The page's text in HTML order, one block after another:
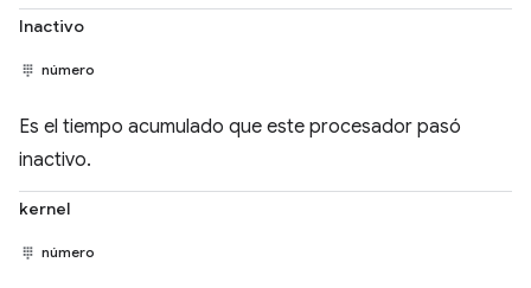
Inactivo
número
Es el tiempo acumulado que este procesador pasó
inactivo.
kernel
número